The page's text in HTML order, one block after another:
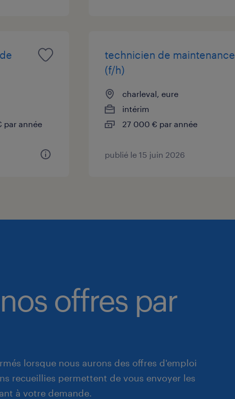
par année
technicien de maintenance
(f/h)
charleval, eure
intérim
27 000 € par année
publié le 15 juin 2026
offres par
lorsque nous aurons des offres d'emploi
recueillies permettent de vous envoyer les
à votre demande.